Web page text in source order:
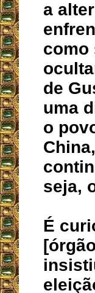
a
como
de
uma
o
seja,
É